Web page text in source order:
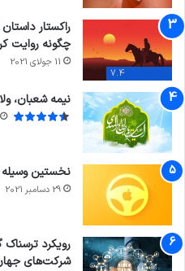
7.4
راکستار
چگونه روایت
11 جولای 2021
نیمه شعبان،
نخستین وسیله
29 دسامبر 2021
رویکرد ترسناک
شرکت‌های